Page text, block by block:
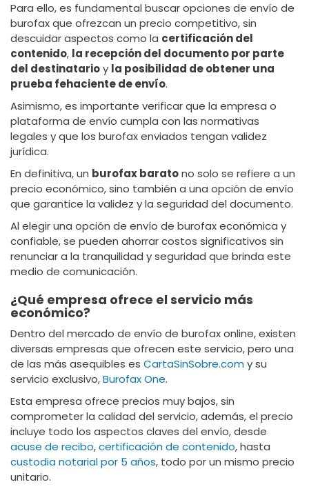
Para ello, es fundamental buscar opciones de envío de
burofax que ofrezcan un precio competitivo, sin
descuidar aspectos como la certificación del
contenido, la recepción del documento por parte
del destinatarioy la posibilidad de obtener una
prueba fehaciente de envío.
Asimismo, es importante verificar que la empresa o
plataforma de envío cumpla con las normativas
legales y que los burofax enviados tengan validez
jurídica.
En definitiva, un burofax baratono solo se refiere a un
precio económico, sino también a una opción de envío
que garantice la validez y la seguridad del documento.
Al elegir una opción de envío de burofax económica y
confiable, se pueden ahorrar costos significativos sin
renunciar a la tranquilidad y seguridad que brinda este
medio de comunicación.
¿Qué empresa ofrece el servicio más
económico?
Dentro del mercado de envío de burofax online, existen
diversas empresas que ofrecen este servicio, pero una
de las más asequibles es CartaSinSobre.comy su
servicio exclusivo,Burofax One.
Esta empresa ofrece precios muy bajos, sin
comprometer la calidad del servicio, además, el precio
incluye todo los aspectos claves del envío, desde
acuse de recibo,certificación de contenido, hasta
custodia notarial por 5 años, todo por un mismo precio
unitario.